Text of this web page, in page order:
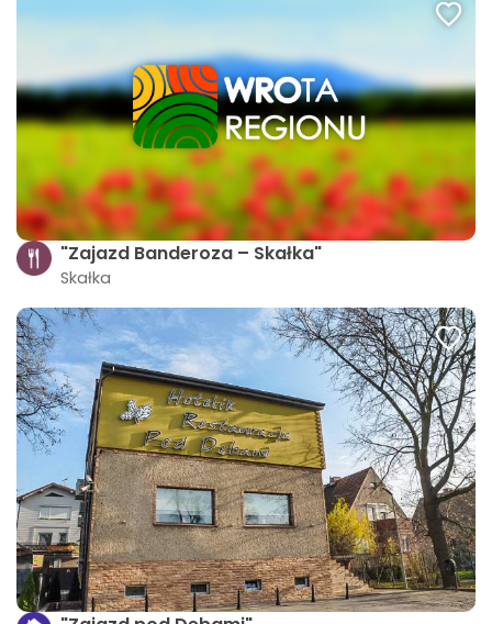
"Zajazd Banderoza – Skałka"
Skałka